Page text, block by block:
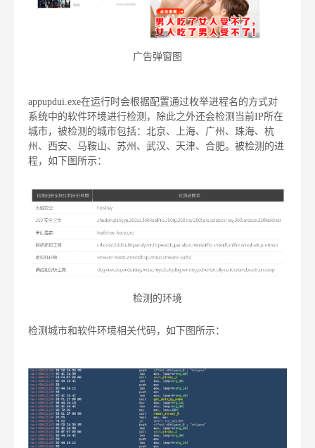
广告弹窗图
appupdui.exe在运行时会根据配置通过枚举进程名的方式对
系统中的软件环境进行检测，除此之外还会检测当前IP所在
城市，被检测的城市包括：北京、上海、广州、珠海、杭
州、西安、马鞍山、苏州、武汉、天津、合肥。被检测的进
程，如下图所示：
检测的环境
检测城市和软件环境相关代码，如下图所示：